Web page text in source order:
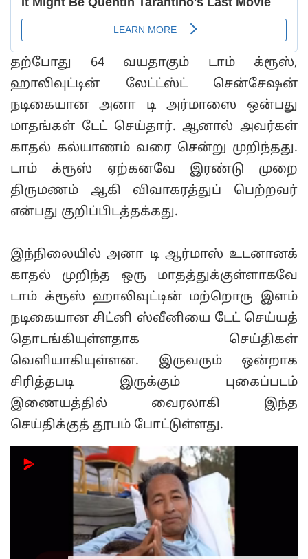
தற்போது 64 வயதாகும் டாம் க்ரூஸ்,
ஹாலிவுட்டின் லேட்ட்ஸ்ட் சென்சேஷன்
நடிகையான அனா டி அர்மாஸை ஒன்பது
மாதங்கள் டேட் செய்தார். ஆனால் அவர்கள்
காதல் கல்யாணம் வரை சென்று முறிந்தது.
டாம் க்ரூஸ் ஏற்கனவே இரண்டு முறை
திருமணம் ஆகி விவாகரத்துப் பெற்றவர்
என்பது குறிப்பிடத்தக்கது.
இந்நிலையில் அனா டி ஆர்மாஸ் உடனானக்
காதல் முறிந்த ஒரு மாதத்துக்குள்ளாகவே
டாம் க்ரூஸ் ஹாலிவுட்டின் மற்றொரு இளம்
நடிகையான சிட்னி ஸ்வீனியை டேட் செய்யத்
தொடங்கியுள்ளதாக செய்திகள்
வெளியாகியுள்ளன. இருவரும் ஒன்றாக
சிரித்தபடி இருக்கும் புகைப்படம்
இணையத்தில் வைரலாகி இந்த
செய்திக்குத் தூபம் போட்டுள்ளது.